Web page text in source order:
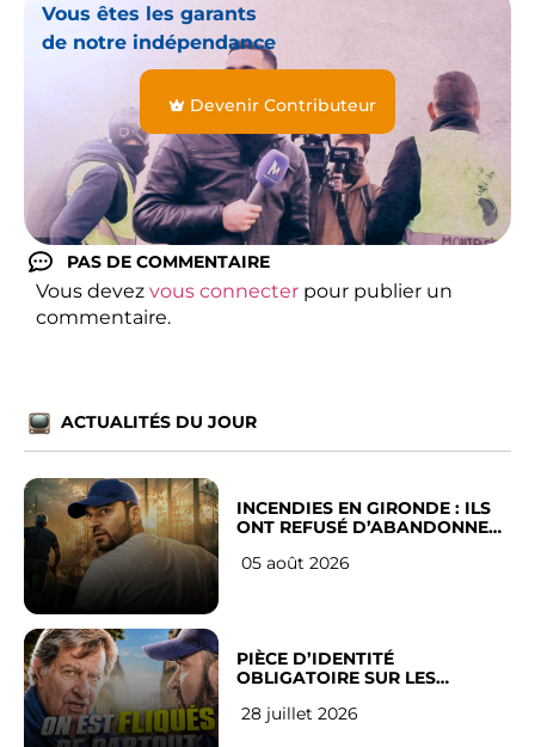
Vous êtes les garants
de notre indépendance
Devenir Contributeur
PAS DE COMMENTAIRE
Vous devez vous connecter pour publier un
commentaire.
ACTUALITÉS DU JOUR
INCENDIES EN GIRONDE : ILS
ONT REFUSÉ D’ABANDONNER
05 août 2026
PIÈCE D’IDENTITÉ
OBLIGATOIRE SUR LES
Français
28 juillet 2026